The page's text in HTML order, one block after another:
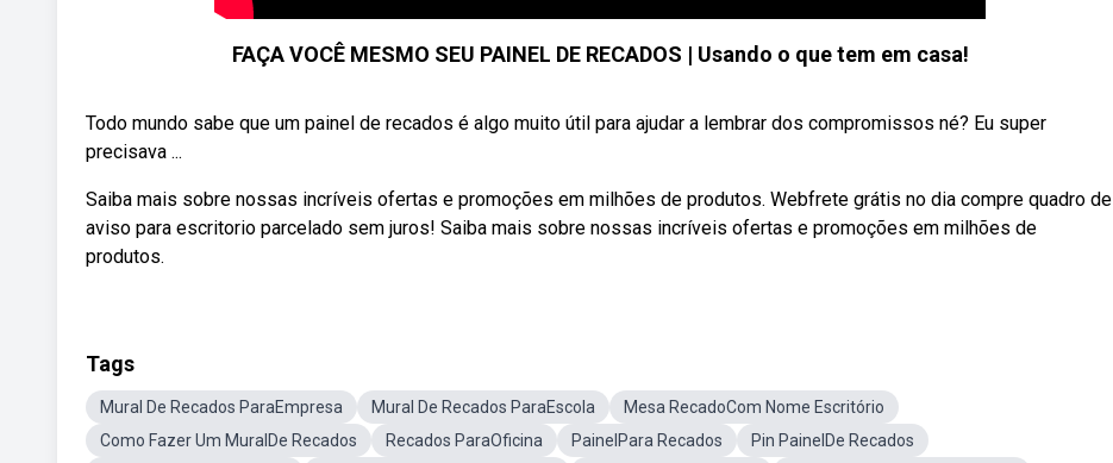
FAÇA VOCÊ MESMO SEU PAINEL DE RECADOS | Usando o que tem em casa!
Todo mundo sabe que um painel de recados é algo muito útil para ajudar a lembrar dos compromissos né? Eu super
precisava ...
Saiba mais sobre nossas incríveis ofertas e promoções em milhões de produtos. Webfrete grátis no dia compre quadro de
aviso para escritorio parcelado sem juros! Saiba mais sobre nossas incríveis ofertas e promoções em milhões de
produtos.
Tags
Mural De Recados ParaEmpresa Mural De Recados ParaEscola
Mesa RecadoCom Nome Escritório
Como Fazer Um MuralDe Recados
Recados ParaOficina PainelPara Recados
Pin PainelDe Recados